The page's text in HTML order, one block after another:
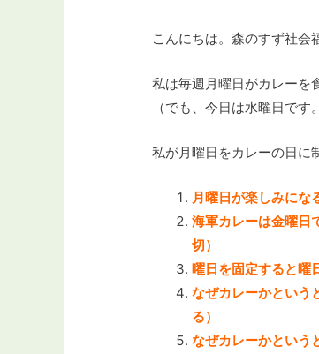
こんにちは。森のすず社
私は毎週月曜日がカレーを
（でも、今日は水曜日で
私が月曜日をカレーの日に
月曜日が楽しみにな
海軍カレーは金曜日
切）
曜日を固定すると曜
なぜカレーかという
る）
なぜカレーかという